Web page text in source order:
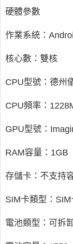
硬體參數
作業系統：
核心數：雙核
CPU型號：德州
CPU頻率：
GPU型號：
RAM容量：1GB
存儲卡：不支持
SIM卡類型：SIM
電池類型：可拆